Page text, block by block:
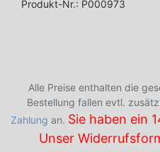
Produkt-Nr.: P000973
Alle Preise enthalten die
Bestellung fallen evtl.
Zahlung an. Sie haben ein
Unser